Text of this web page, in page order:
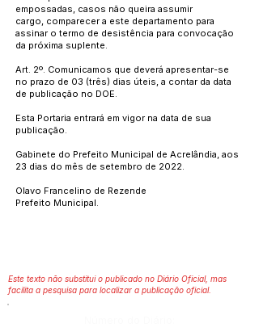
empossadas, casos não queira assumir
cargo, comparecer a este departamento para
assinar o termo de desistência para convocação
da próxima suplente.
Art. 2º. Comunicamos que deverá apresentar-se
no prazo de 03 (três) dias úteis, a contar da data
de publicação no DOE.
Esta Portaria entrará em vigor na data de sua
publicação.
Gabinete do Prefeito Municipal de Acrelândia, aos
23 dias do mês de setembro de 2022.
Olavo Francelino de Rezende
Prefeito Municipal.
Este texto não substitui o publicado no Diário Oficial, mas
facilita a pesquisa para localizar a publicação oficial.